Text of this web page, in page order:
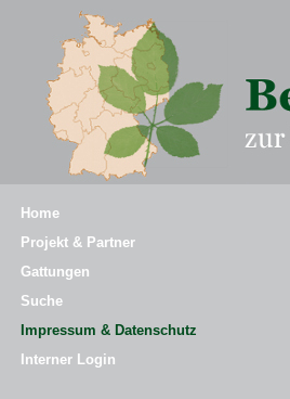
Home
Projekt & Partner
Gattungen
Suche
Impressum & Datenschutz
Interner Login